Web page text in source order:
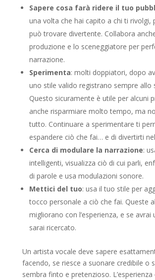
Sapere cosa farà ridere il tuo
una volta che hai capito a chi ti rivolgi,
può trovare divertente. Collabora
produzione e lo sceneggiatore per
narrazione.
Sperimenta: molti doppiatori, dopo
uno stile valido registrano sempre allo
Questo sicuramente è utile per alcuni
anche risparmiare molto tempo, ma
tutto. Continuare a sperimentare ti
espandere ciò che fai… e di divertirti
Cerca di modulare la narrazione:
intelligenti, visualizza ciò di cui parli,
di parole e usa modulazioni sonore.
Mettici del tuo: usa il tuo stile per
tocco personale a ciò che fai. Queste
migliorano con l’esperienza, e se avrai
sarai ricercato.
Un artista vocale deve sapere
facendo, se riesce a suonare credibile o
sembra finto e pretenzioso.